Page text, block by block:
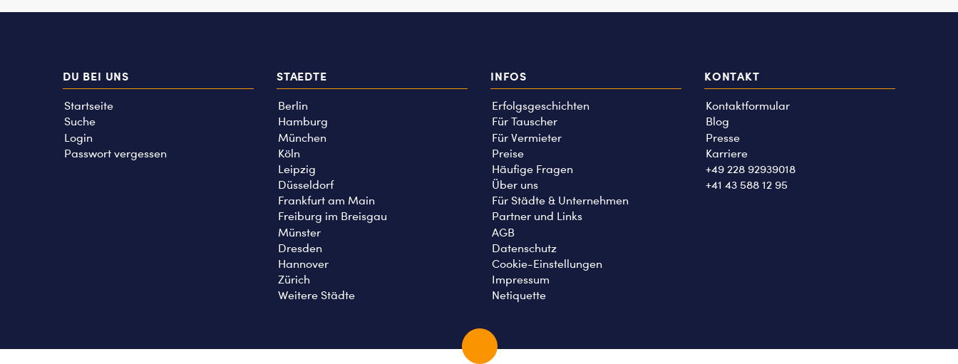
DU BEI UNS
Startseite
Suche
Login
Passwort vergessen
STAEDTE
Berlin
Hamburg
München
Köln
Leipzig
Düsseldorf
Frankfurt am Main
Freiburg im Breisgau
Münster
Dresden
Hannover
Zürich
Weitere Städte
INFOS
Erfolgsgeschichten
Für Tauscher
Für Vermieter
Preise
Häufige Fragen
Über uns
Für Städte & Unternehmen
Partner und Links
AGB
Datenschutz
Cookie-Einstellungen
Impressum
Netiquette
KONTAKT
Kontaktformular
Blog
Presse
Karriere
+49 228 92939018
+41 43 588 12 95